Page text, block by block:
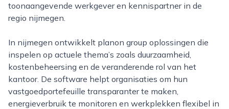
toonaangevende werkgever en kennispartner in de
regio nijmegen.
In nijmegen ontwikkelt planon group oplossingen die
inspelen op actuele thema’s zoals duurzaamheid,
kostenbeheersing en de veranderende rol van het
kantoor. De software helpt organisaties om hun
vastgoedportefeuille transparanter te maken,
energieverbruik te monitoren en werkplekken flexibel in